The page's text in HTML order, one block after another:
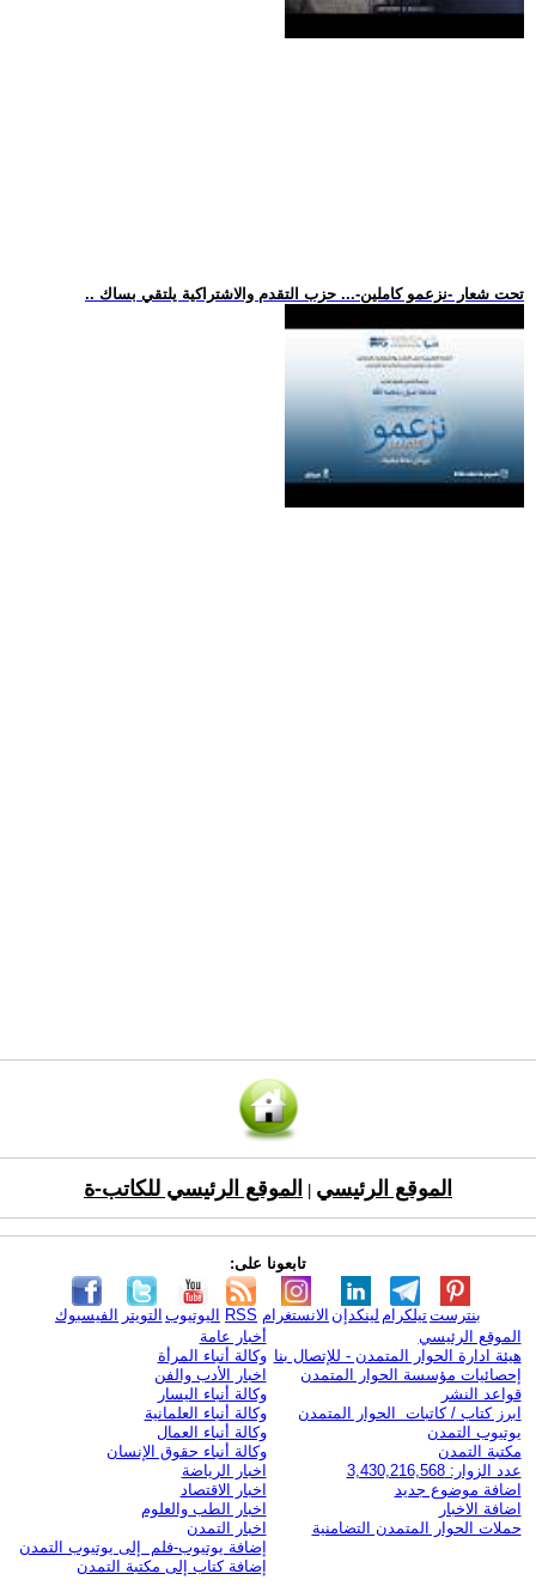
.. تحت شعار -نزعمو كاملين-... حزب التقدم والاشتراكية يلتقي بساك
الموقع الرئيسي الموقع الرئيسي للكاتب-ة
تابعونا على:
الفيسبوك التويتر اليوتيوب RSS الانستغرام لينكدإن تيلكرامبنترست
الموقع الرئيسي
هيئة ادارة الحوار المتمدن - للإتصال بنا
إحصائيات مؤسسة الحوار المتمدن
قواعد النشر
ابرز كتاب / كاتبات الحوار المتمدن
يوتيوب التمدن
مكتبة التمدن
عدد الزوار: 3,430,216,568
اضافة موضوع جديد
اضافة الاخبار
حملات الحوار المتمدن التضامنية
أخبار عامة
وكالة أنباء المرأة
اخبار الأدب والفن
وكالة أنباء اليسار
وكالة أنباء العلمانية
وكالة أنباء العمال
وكالة أنباء حقوق الإنسان
اخبار الرياضة
اخبار الاقتصاد
اخبار الطب والعلوم
اخبار التمدن
إضافة يوتيوب-فلم إلى يوتيوب التمدن
إضافة كتاب إلى مكتبة التمدن